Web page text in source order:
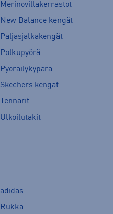
Merinovillakerrastot
New Balance kengät
Paljasjalkakengät
Polkupyörä
Pyöräilykypärä
Skechers kengät
Tennarit
Ulkoilutakit
adidas
Rukka